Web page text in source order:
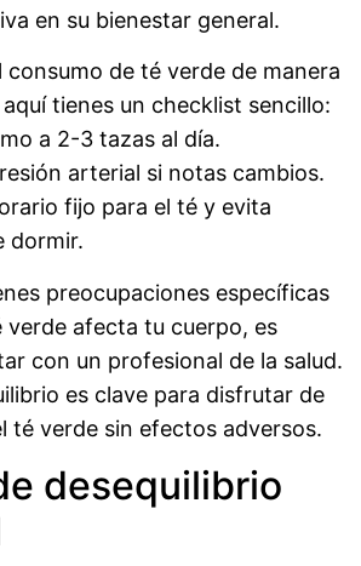
en su bienestar general.
consumo de té verde de manera
tienes un checklist sencillo:
a 2-3 tazas al día.
arterial si notas cambios.
fijo para el té y evita
dormir.
preocupaciones específicas
verde afecta tu cuerpo, es
con un profesional de la salud.
es clave para disfrutar de
té verde sin efectos adversos.
desequilibrio